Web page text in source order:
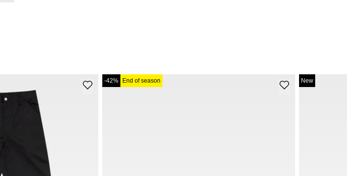
-42% End of season New